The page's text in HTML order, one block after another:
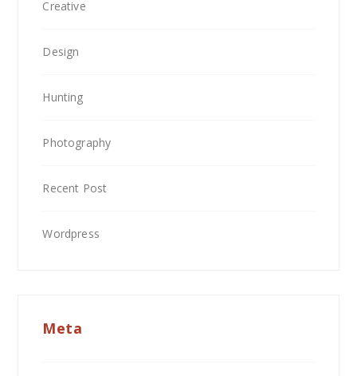
Creative
Design
Hunting
Photography
Recent Post
Wordpress
Meta